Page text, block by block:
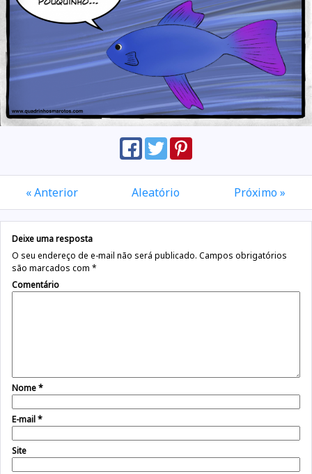
« Anterior Aleatório Próximo »
Deixe uma resposta
O seu endereço de e-mail não será publicado. Campos obrigatórios
são marcados com *
Comentário
Nome*
E-mail*
Site